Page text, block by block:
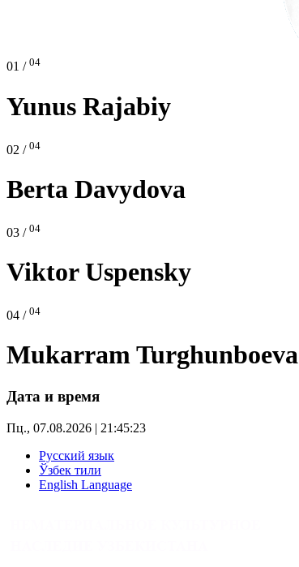
01 / 04
Yunus Rajabiy
02 / 04
Berta Davydova
03 / 04
Viktor Uspensky
04 / 04
Mukarram Turghunboeva
Дата и время
Пц., 07.08.2026 | 21:45:24
Русский язык
Ўзбек тили
English Language